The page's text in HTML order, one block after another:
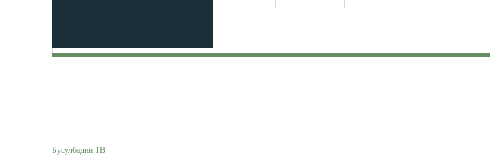
Бусулбадин ТВ